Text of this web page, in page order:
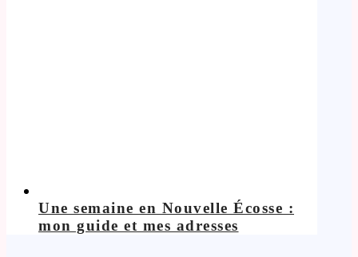
Une semaine en Nouvelle Écosse :
mon guide et mes adresses